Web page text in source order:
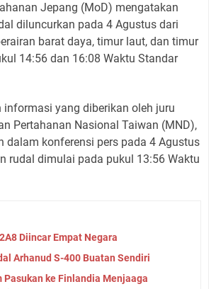
Jepang (MoD) mengatakan
diluncurkan pada 4 Agustus dari
barat daya, timur laut, dan timur
14:56 dan 16:08 Waktu Standar
informasi yang diberikan oleh juru
Pertahanan Nasional Taiwan (MND),
dalam konferensi pers pada 4 Agustus
rudal dimulai pada pukul 13:56 Waktu
Diincar Empat Negara
Arhanud S-400 Buatan Sendiri
Pasukan ke Finlandia Menjaaga